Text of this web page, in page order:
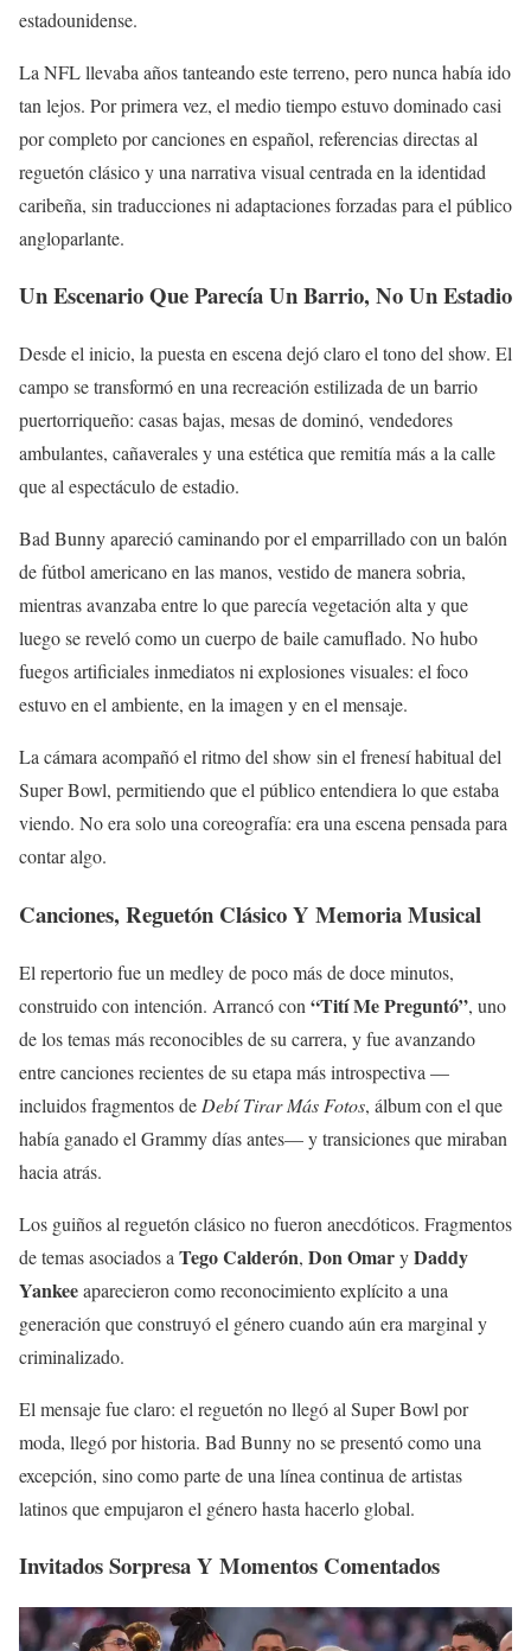
estadounidense.
La NFL llevaba años tanteando este terreno, pero nunca había ido
tan lejos. Por primera vez, el medio tiempo estuvo dominado casi
por completo por canciones en español, referencias directas al
reguetón clásico y una narrativa visual centrada en la identidad
caribeña, sin traducciones ni adaptaciones forzadas para el público
angloparlante.
Un Escenario Que Parecía Un Barrio, No Un Estadio
Desde el inicio, la puesta en escena dejó claro el tono del show. El
campo se transformó en una recreación estilizada de un barrio
puertorriqueño: casas bajas, mesas de dominó, vendedores
ambulantes, cañaverales y una estética que remitía más a la calle
que al espectáculo de estadio.
Bad Bunny apareció caminando por el emparrillado con un balón
de fútbol americano en las manos, vestido de manera sobria,
mientras avanzaba entre lo que parecía vegetación alta y que
luego se reveló como un cuerpo de baile camuflado. No hubo
fuegos artificiales inmediatos ni explosiones visuales: el foco
estuvo en el ambiente, en la imagen y en el mensaje.
La cámara acompañó el ritmo del show sin el frenesí habitual del
Super Bowl, permitiendo que el público entendiera lo que estaba
viendo. No era solo una coreografía: era una escena pensada para
contar algo.
Canciones, Reguetón Clásico Y Memoria Musical
El repertorio fue un medley de poco más de doce minutos,
construido con intención. Arrancó con “Tití Me Preguntó”, uno
de los temas más reconocibles de su carrera, y fue avanzando
entre canciones recientes de su etapa más introspectiva —
incluidos fragmentos de Debí Tirar Más Fotos, álbum con el que
había ganado el Grammy días antes— y transiciones que miraban
hacia atrás.
Los guiños al reguetón clásico no fueron anecdóticos. Fragmentos
de temas asociados a Tego Calderón, Don OmaryDaddy
Yankeeaparecieron como reconocimiento explícito a una
generación que construyó el género cuando aún era marginal y
criminalizado.
El mensaje fue claro: el reguetón no llegó al Super Bowl por
moda, llegó por historia. Bad Bunny no se presentó como una
excepción, sino como parte de una línea continua de artistas
latinos que empujaron el género hasta hacerlo global.
Invitados Sorpresa Y Momentos Comentados